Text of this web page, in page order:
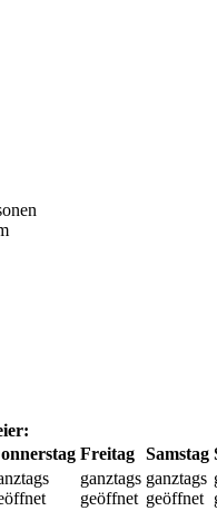
Freitag Samstag
ganztags
geöffnet
ganztags
geöffnet